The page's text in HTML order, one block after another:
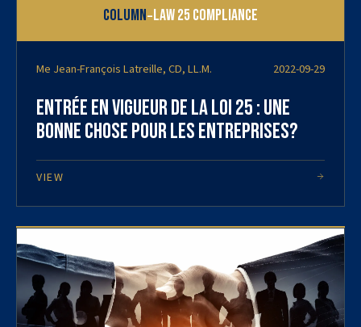
Column-Law 25 Compliance
Me Jean-François Latreille, CD, LL.M. 2022-09-29
Entrée en vigueur de la loi 25 : une
bonne chose pour les entreprises?
VIEW